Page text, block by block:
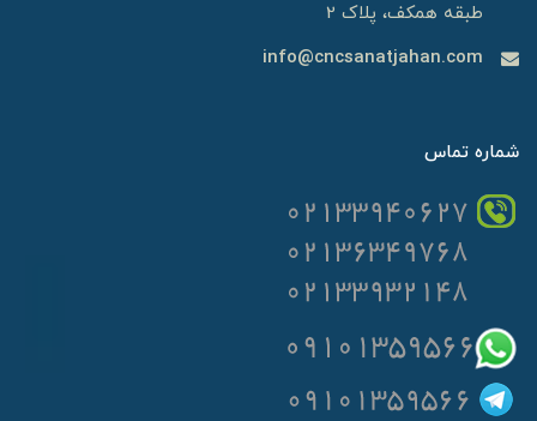
طبقه همکف، پلاک 2
info@cncsanatjahan.com
شماره تماس